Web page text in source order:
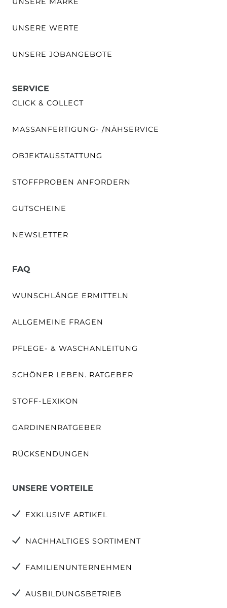
UNSERE WERTE
UNSERE JOBANGEBOTE
SERVICE
CLICK & COLLECT
MASSANFERTIGUNG- /NÄHSERVICE
OBJEKTAUSSTATTUNG
STOFFPROBEN ANFORDERN
GUTSCHEINE
NEWSLETTER
FAQ
WUNSCHLÄNGE ERMITTELN
ALLGEMEINE FRAGEN
PFLEGE- & WASCHANLEITUNG
SCHÖNER LEBEN. RATGEBER
STOFF-LEXIKON
GARDINENRATGEBER
RÜCKSENDUNGEN
UNSERE VORTEILE
EXKLUSIVE ARTIKEL
NACHHALTIGES SORTIMENT
FAMILIENUNTERNEHMEN
AUSBILDUNGSBETRIEB